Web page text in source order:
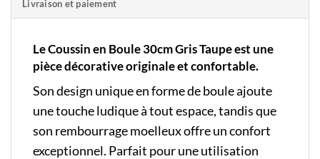
Livraison et paiement
Le Coussin en Boule 30cm Gris Taupe est une
pièce décorative originale et confortable.
Son design unique en forme de boule ajoute
une touche ludique à tout espace, tandis que
son rembourrage moelleux offre un confort
exceptionnel. Parfait pour une utilisation